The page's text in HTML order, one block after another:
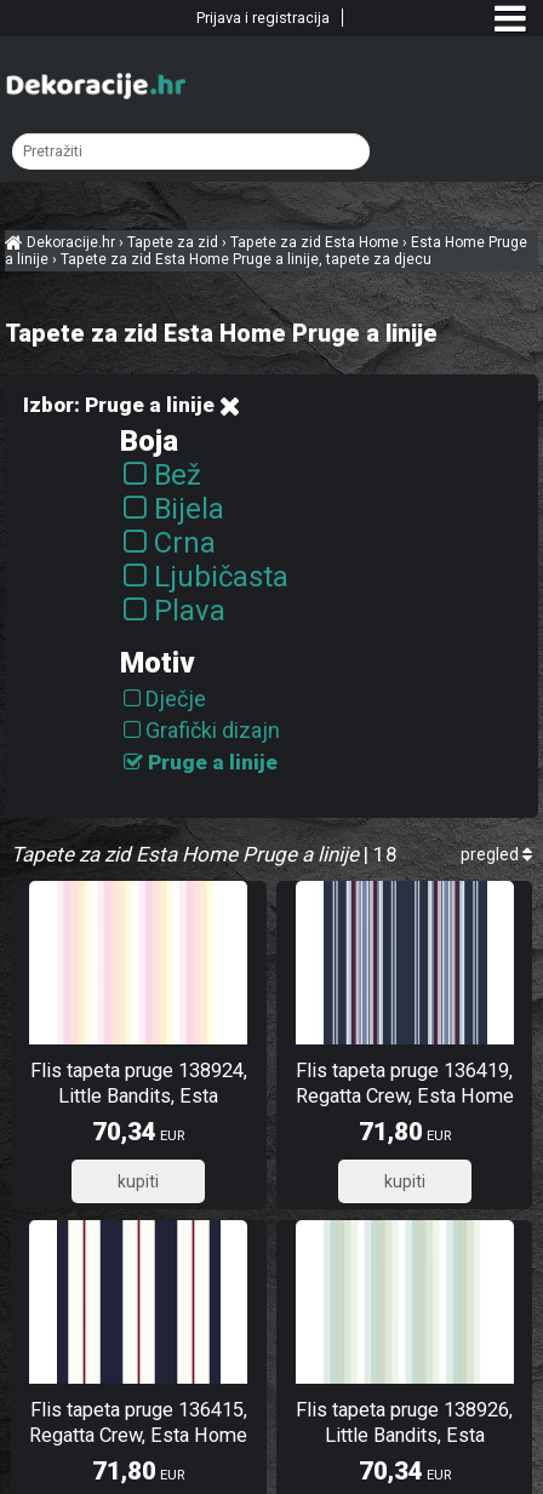
Dekoracije.hr›Tapete za zid ›Tapete za zid Esta Home › Esta Home Pruge
a linije ›Tapete za zid Esta Home Pruge a linije, tapete za djecu
Tapete za zid Esta Home Pruge a linije
Izbor: Pruge a linije
Boja
Bež
Bijela
Crna
Ljubičasta
Plava
Ružičasta
Siva
Smeđa
Tirkizna
Zelena
Zlatna
Žuta
Motiv
Dječje
Grafički dizajn
Pruge a linije
Tapete za zid Esta Home Pruge a linije| 18 pregled
Flis tapeta pruge 138924,
Little Bandits, Esta
70,34 EUR
56,27
Flis tapeta pruge 136419,
Regatta Crew, Esta Home
71,80 EUR
57,44
Flis tapeta pruge 136415,
Regatta Crew, Esta Home
71,80 EUR
Flis tapeta pruge 138926,
Little Bandits, Esta
70,34 EUR
Prijava i registracija